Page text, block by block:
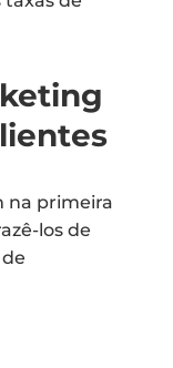
na primeira
los de